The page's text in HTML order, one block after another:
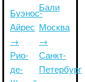
Буэнос-
Айрес
→
Рио-
де-
Бали
Москва
→
Санкт-
Петербург